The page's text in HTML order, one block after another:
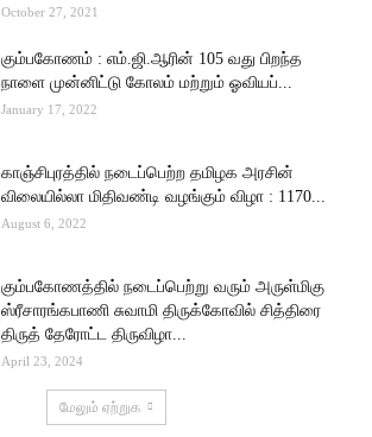
October 27, 2021
கும்பகோணம் : எம்.ஜி.ஆரின் 105 வது பிறந்த
நாளை முன்னிட்டு கோலம் மற்றும் ஓவியப்...
January 17, 2022
காஞ்சிபுரத்தில் நடைப்பெற்ற தமிழக அரசின்
விலையில்லா மிதிவண்டி வழங்கும் விழா : 1170...
August 6, 2022
கும்பகோணத்தில் நடைப்பெற்று வரும் அருள்மிகு
ஸ்ரீசாரங்கபாணி சுவாமி திருக்கோவில் சித்திரை
திருத் தேரோட்ட திருவிழா...
April 23, 2024
மேலும் ஏற்றுக